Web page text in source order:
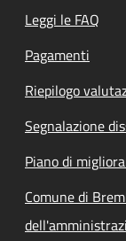
Leggi le FAQ
Pagamenti
Riepilogo
Segnalazione
Piano di
Comune di